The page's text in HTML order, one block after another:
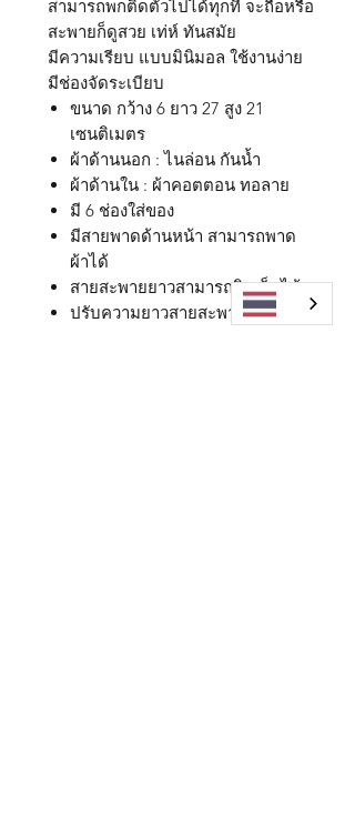
สามารถพกติดตัวไปได้ทุกที่ จะถือหรือ
สะพายก็ดูสวย เท่ห์ ทันสมัย
มีความเรียบ แบบมินิมอล ใช้งานง่าย
มีช่องจัดระเบียบ
ขนาด กว้าง 6 ยาว 27 สูง 21
เซนติเมตร
ผ้าด้านนอก : ไนล่อน กันน้ำ
ผ้าด้านใน : ผ้าคอตตอน ทอลาย
มี 6 ช่องใส่ของ
มีสายพาดด้านหน้า สามารถพาด
ผ้าได้
สายสะพายยาวสามารถถิดเก็บได้
ปรับความยาวสายสะพายได้